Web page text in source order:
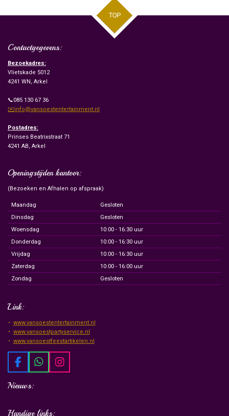
TOP
Contactgegevens:
Bezoekadres:
Vlietskade 5012
4241 WN, Arkel
📞085 130 67 36
✉️info@vansoestentertainment.nl
Postadres:
Prinses Beatrixstraat 71
4241 AB, Arkel
Openingstijden kantoor:
(Bezoeken en Afhalen op afspraak)
Maandag
Gesloten
Dinsdag
Gesloten
Woensdag
10:00 - 16:30 uur
Donderdag
10:00 - 16:30 uur
Vrijdag
10:00 - 16:30 uur
Zaterdag
10:00 - 16:00 uur
Zondag
Gesloten
Link:
www.vansoestentertainment.nl
www.vansoestpartyservice.nl
www.vansoestfeestartikelen.nl
F
a
c
W
h
I
n
Nieuws:
Handige links: